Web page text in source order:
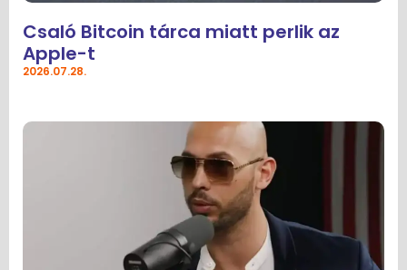
Csaló Bitcoin tárca miatt perlik az
Apple-t
2026.07.28.